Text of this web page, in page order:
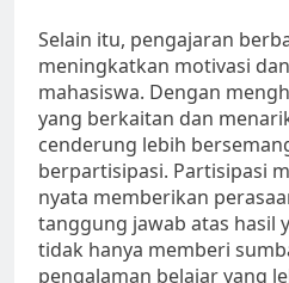
Selain itu, pengajaran
meningkatkan motivasi
mahasiswa. Dengan
yang berkaitan dan
cenderung lebih
berpartisipasi. Partisipasi
nyata memberikan
tanggung jawab atas hasil
tidak hanya memberi
pengalaman belajar yang